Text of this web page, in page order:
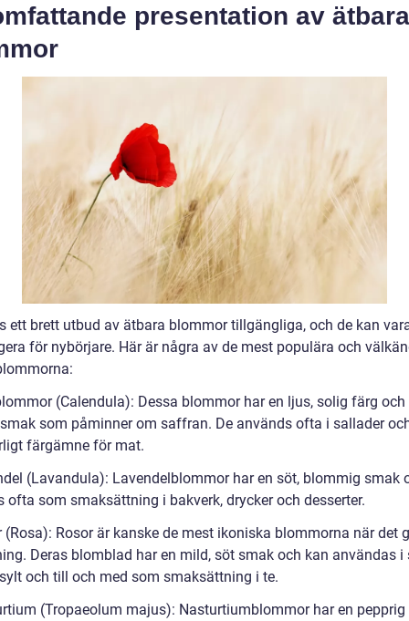
presentation av ätbara
ett brett utbud av ätbara blommor tillgängliga, och de kan
för nybörjare. Här är några av de mest populära och
(Calendula): Dessa blommor har en ljus, solig färg och
som påminner om saffran. De används ofta i sallader
färgämne för mat.
(Lavandula): Lavendelblommor har en söt, blommig smak
ofta som smaksättning i bakverk, drycker och desserter.
(Rosa): Rosor är kanske de mest ikoniska blommorna när det
Deras blomblad har en mild, söt smak och kan användas i
och till och med som smaksättning i te.
(Tropaeolum majus): Nasturtiumblommor har en